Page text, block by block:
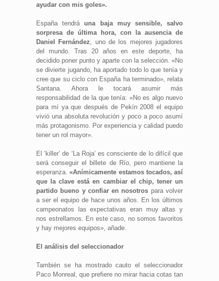
ayudar con mis goles».
España tendráuna baja muy sensible, salvo
sorpresa de última hora, con la ausencia de
Daniel Fernández, uno de los mejores jugadores
del mundo. Tras 20 años en este deporte, ha
decidido poner punto y aparte con la selección. «No
se divierte jugando, ha aportado todo lo que tenía y
cree que su ciclo con España ha terminado», relata
Santana. Ahora le tocará asumir más
responsabilidad de la que tenía: «No es algo nuevo
para mí ya que después de Pekín 2008 el equipo
vivió una absoluta revolución y poco a poco asumí
más protagonismo. Por experiencia y calidad puedo
tener un rol mayor».
El ‘killer’ de ‘La Roja’ es consciente de lo difícil que
será conseguir el billete de Río, pero mantiene la
esperanza.«Anímicamente estamos tocados, así
que la clave está en cambiar el chip, tener un
partido bueno y confiar en nosotros para volver
a ser el equipo de hace unos años. En los últimos
campeonatos las expectativas eran muy altas y
nos estrellamos. En este caso, no somos favoritos
y hay mejores equipos», añade.
El análisis del seleccionador
También se ha mostrado cauto el seleccionador
Paco Monreal, que prefiere no mirar hacia cotas tan